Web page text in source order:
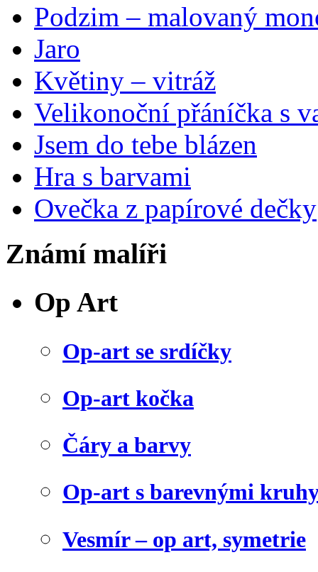
Podzim – malovaný
Jaro
Květiny – vitráž
Velikonoční přáníčka s
Jsem do tebe blázen
Hra s barvami
Ovečka z papírové dečky
Známí malíři
Op Art
Op-art se srdíčky
Op-art kočka
Čáry a barvy
Op-art s barevnými
Vesmír – op art, symetrie